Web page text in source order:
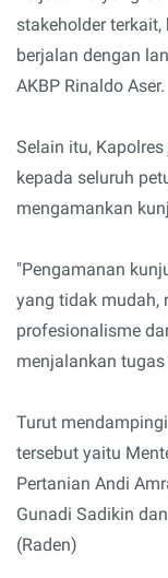
stakeholder
berjalan dengan
AKBP Rinaldo Aser.
Selain itu,
kepada seluruh
mengamankan
"Pengamanan
yang tidak mudah,
profesionalisme
menjalankan
Turut
tersebut yaitu
Pertanian Andi
Gunadi Sadikin
(Raden)